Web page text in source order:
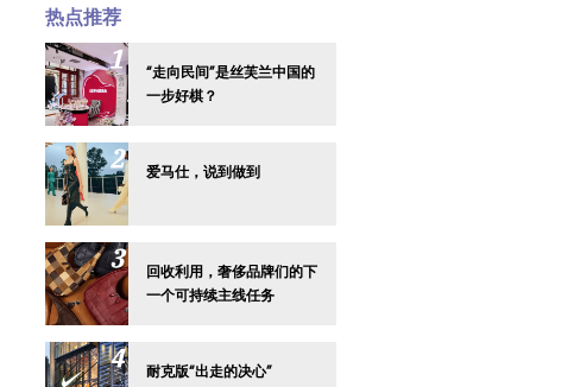
热点推荐
“走向民间”是丝芙兰中国的
一步好棋？
爱马仕，说到做到
回收利用，奢侈品牌们的下
一个可持续主线任务
耐克版“出走的决心”